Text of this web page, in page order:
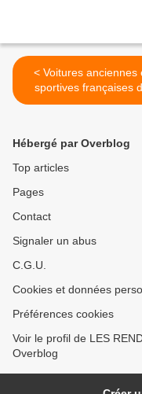
< Voitures anciennes et
sportives françaises
toutes les époques
Hébergé par Overblog
Top articles
Pages
Contact
Signaler un abus
C.G.U.
Cookies et données
Préférences cookies
Voir le profil de LES
Overblog